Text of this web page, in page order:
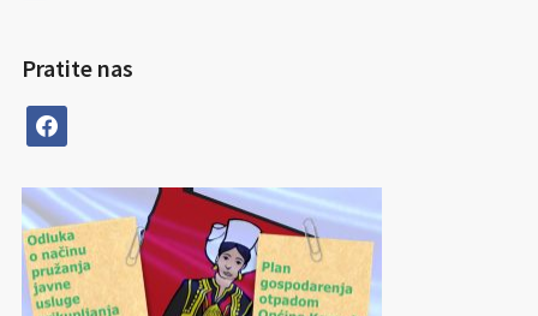
Pratite nas
facebook